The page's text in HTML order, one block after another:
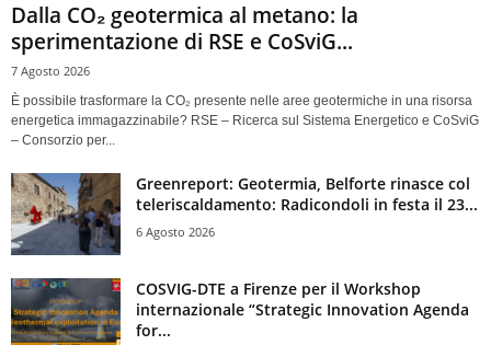
Dalla CO₂ geotermica al metano: la
sperimentazione di RSE e CoSviG...
7 Agosto 2026
È possibile trasformare la CO₂ presente nelle aree geotermiche in una risorsa
energetica immagazzinabile? RSE – Ricerca sul Sistema Energetico e CoSviG
– Consorzio per...
Greenreport: Geotermia, Belforte rinasce col
teleriscaldamento: Radicondoli in festa il 23...
6 Agosto 2026
COSVIG-DTE a Firenze per il Workshop
internazionale “Strategic Innovation Agenda
for...